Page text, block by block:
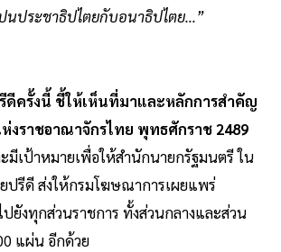
นประชาธิปไตยกับอนาธิปไตย…”
ครั้งนี้ ชี้ให้เห็นที่มาและหลักการสำคัญ
งราชอาณาจักรไทย พุทธศักราช 2489
มีเป้าหมายเพื่อให้สำนักนายกรัฐมนตรี ใน
ปรีดี ส่งให้กรมโฆษณาการเผยแพร่
งทุกส่วนราชการ ทั้งส่วนกลางและส่วน
แผ่น อีกด้วย